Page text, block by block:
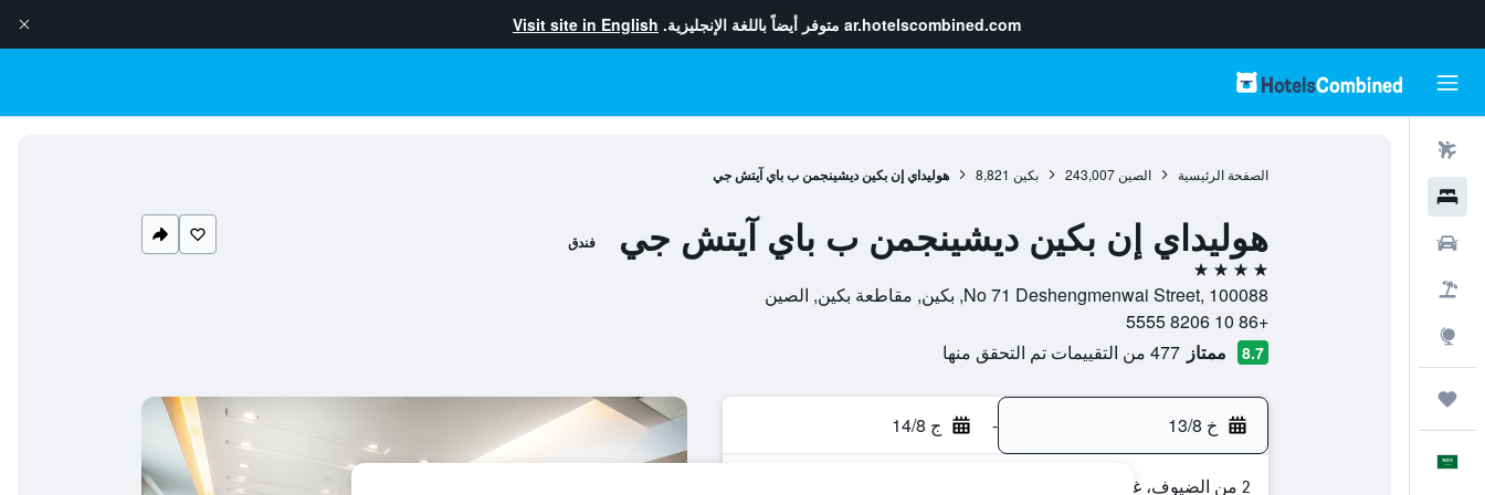
ar.hotelscombined.com متوفر أيضاً باللغة الإنجليزية. Visit site in English
الصفحة الرئيسية الصين 243,007 بكين 8,821 هوليداي إن بكين ديشينجمن ب باي آيتش جي
هوليداي إن بكين ديشينجمن ب باي آيتش جي فندق
4 نجوم
No 71 Deshengmenwai Street, 100088, بكين, مقاطعة بكين, الصين
+86 10 8206 5555
8.7 ممتاز 477 من التقييمات تم التحقق منها
خ 13/8 - ج 14/8
2 من الضيوف، غرفة واحدة